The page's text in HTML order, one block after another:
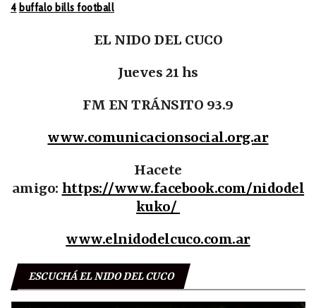
4 buffalo bills football
EL NIDO DEL CUCO
Jueves 21 hs
FM EN TRÁNSITO 93.9
www.comunicacionsocial.org.ar
Hacete
amigo: https://www.facebook.com/nidodel
kuko/
www.elnidodelcuco.com.ar
ESCUCHÁ EL NIDO DEL CUCO